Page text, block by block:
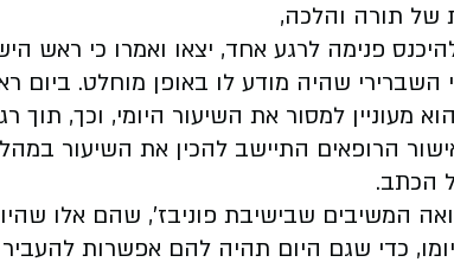
של תורה והלכה,
פנימה לרגע אחד, יצאו ואמרו כי ראש
שהיה מודע לו באופן מוחלט. ביום
מעוניין למסור את השיעור היומי, וכך, תוך
הרופאים התיישב להכין את השיעור
הכתב.
לבית הרפואה המשיבים שבישיבת פוניבז', שהם אלו
כדי שגם היום תהיה להם אפשרות